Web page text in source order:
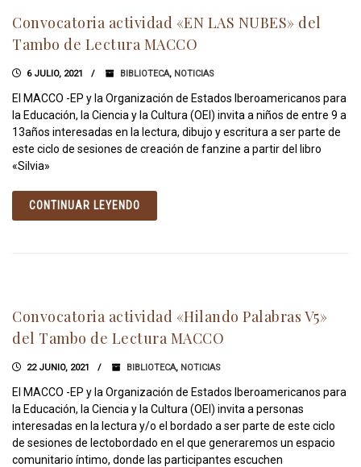
Convocatoria actividad «EN LAS NUBES» del
Tambo de Lectura MACCO
6 JULIO, 2021 BIBLIOTECA, NOTICIAS
El MACCO -EP y la Organización de Estados Iberoamericanos para
la Educación, la Ciencia y la Cultura (OEI) invita a niños de entre 9 a
13años interesadas en la lectura, dibujo y escritura a ser parte de
este ciclo de sesiones de creación de fanzine a partir del libro
«Silvia»
CONTINUAR LEYENDO
Convocatoria actividad «Hilando Palabras V5»
del Tambo de Lectura MACCO
22 JUNIO, 2021 BIBLIOTECA, NOTICIAS
El MACCO -EP y la Organización de Estados Iberoamericanos para
la Educación, la Ciencia y la Cultura (OEI) invita a personas
interesadas en la lectura y/o el bordado a ser parte de este ciclo
de sesiones de lectobordado en el que generaremos un espacio
comunitario íntimo, donde las participantes escuchen